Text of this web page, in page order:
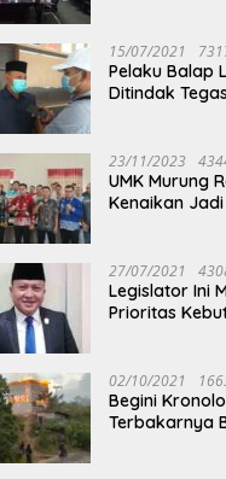
15/07/2021
Pelaku Balap
Ditindak Tegas
23/11/2023
UMK Murung
Kenaikan
27/07/2021
Legislator Ini
Prioritas
02/10/2021
Begini
Terbakarnya